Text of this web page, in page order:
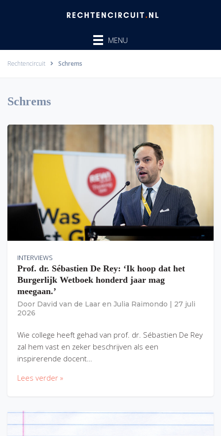
MENU
Rechtencircuit Schrems
Schrems
INTERVIEWS
Prof. dr. Sébastien De Rey: ‘Ik hoop dat het
Burgerlijk Wetboek honderd jaar mag
meegaan.’
Door David van de Laar en Julia Raimondo
27 juli
2026
Wie college heeft gehad van prof. dr. Sébastien De Rey
zal hem vast en zeker beschrijven als een
inspirerende docent…
Lees verder »